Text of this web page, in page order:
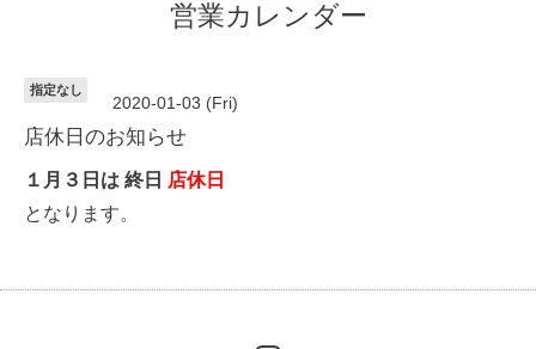
営業カレンダー
指定なし
2020-01-03 (Fri)
店休日のお知らせ
１月３日は 終日 店休日
となります。